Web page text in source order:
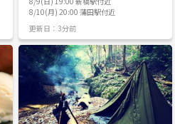
ークルを立てました🔆 なので、お店の予
約と会計は担当しますが、私もいち参加
者として会を楽しませていただきます✨️
＝主な開催場所＝ 蒲田・新橋 たまに大
森・大井町・川崎・鶴見・横浜 …基本的
にJR京浜東北線か京急線沿いで開催しま
す🙌 ＝サークルの方向性＝ 大勢の人と交
流して自己実現だか人脈作りがあーだこ
ーだで…とかいう意識高めな目的は特に
立てず、少人数でただ気楽に飲んだり遊
んだりする会にしたいなと思ってます🌟
8/10(月) 20:00 蒲田駅付近
更新日：3分前